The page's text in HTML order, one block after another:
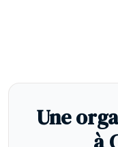
Une